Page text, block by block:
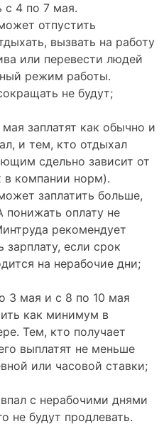
с 4 по 7 мая.
отпустить
вызвать на работу
или перевести людей
режим работы.
не будут;
заплатят как обычно и
и тем, кто отдыхал
сдельно зависит от
в компании норм).
заплатить больше,
понижать оплату не
рекомендует
зарплату, если срок
на нерабочие дни;
3 мая и с 8 по 10 мая
как минимум в
Тем, кто получает
выплатят не меньше
или часовой ставки;
с нерабочими днями
не будут продлевать.